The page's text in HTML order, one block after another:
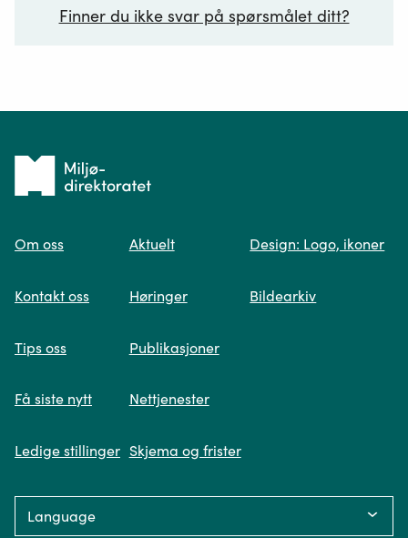
Finner du ikke svar på spørsmålet ditt?
Spør oss
søk og viser deg vår mest relevante
Fikk du ikke svar på spørsmålet ditt?
Trykk på knappen under og fyll inn
Tilbake
forsiden
Om oss
Kontakt oss
Tips oss
Få siste nytt
Ledige stillinger
Aktuelt
Høringer
Publikasjoner
Nettjenester
Skjema og frister
Design: Logo, ikoner
Bildearkiv